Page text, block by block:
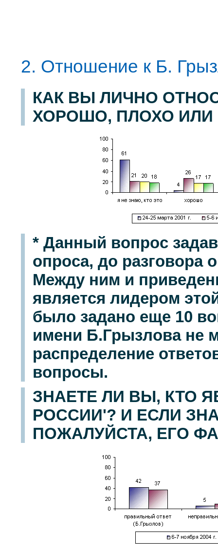
2. Отношение к Б.
КАК ВЫ ЛИЧНО
ХОРОШО, ПЛОХО ИЛИ
* Данный вопрос
опроса, до разговора
Между ним и
является лидером
было задано еще 10
имени Б.Грызлова не
распределение
вопросы.
ЗНАЕТЕ ЛИ ВЫ, КТО
РОССИИ'? И ЕСЛИ
ПОЖАЛУЙСТА, ЕГО